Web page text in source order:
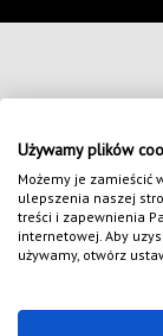
Używamy plików
Możemy je zamieścić
ulepszenia naszej
treści i zapewnienia
internetowej. Aby
używamy, otwórz